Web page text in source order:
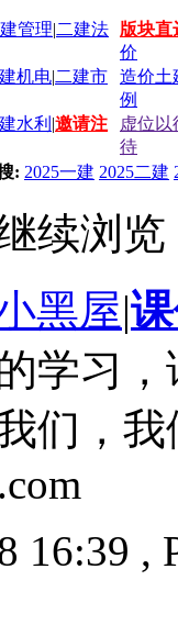
管理|二建法
版块直
价
机电|二建市
造价土
例
水利 |邀请注
虚位以
待
: 2025一建 2025二建
续浏览
黑屋|
学习
们，
16:39 ,